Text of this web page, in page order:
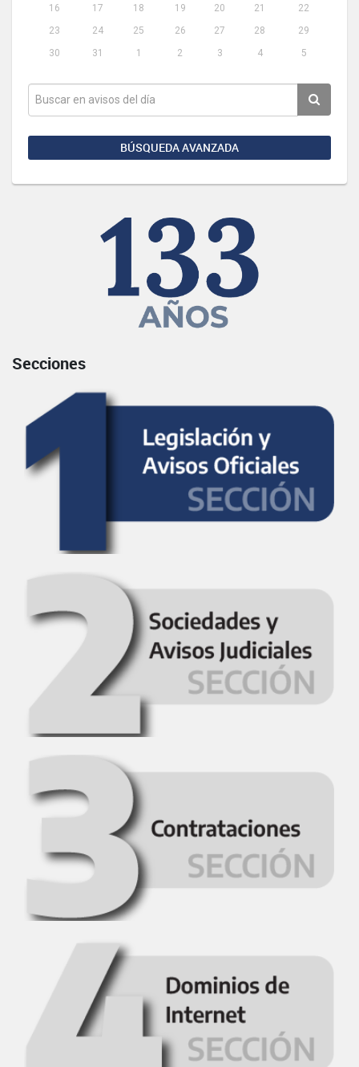
16
17 18 19 20 21
22
23
24 25 26 27 28
29
30
31 1 2 3 4 5
BÚSQUEDA AVANZADA
Secciones